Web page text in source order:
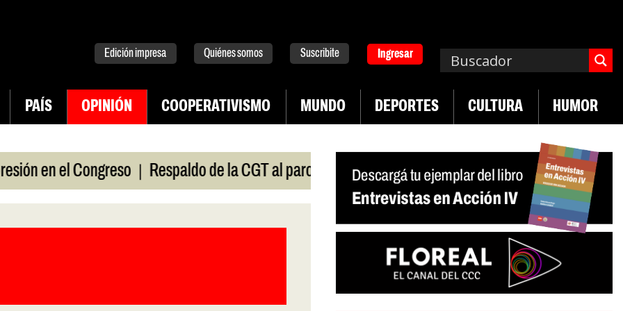
Edición impresa Quiénes somos Suscribite Ingresar
PAÍS OPINIÓN COOPERATIVISMO MUNDO DEPORTES CULTURA HUMOR
en el Congreso | Respaldo de la CGT al paro universitario | Industria textil sigue en caída | Sin